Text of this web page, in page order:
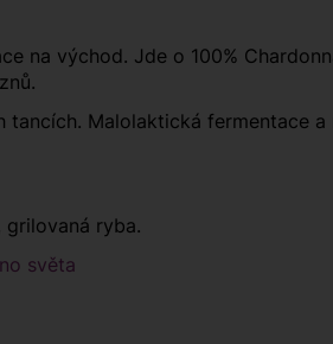
na východ. Jde o 100%
Malolaktická fermentace
ryba.
světa